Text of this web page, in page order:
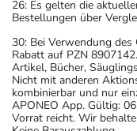
26: Es gelten die
Bestellungen über
30: Bei Verwendung
Rabatt auf PZN
Artikel, Bücher,
Nicht mit anderen
kombinierbar und nur
APONEO App. Gültig:
Vorrat reicht. Wir